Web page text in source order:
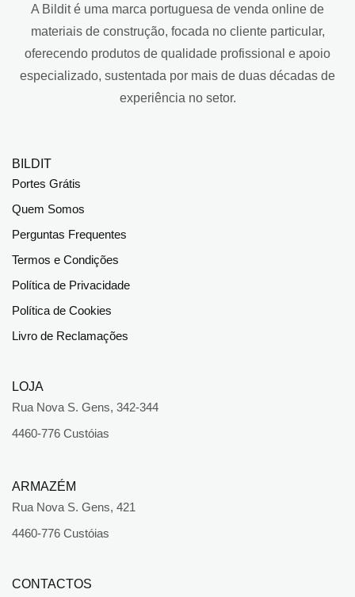
A Bildit é uma marca portuguesa de venda online de
materiais de construção, focada no cliente particular,
oferecendo produtos de qualidade profissional e apoio
especializado, sustentada por mais de duas décadas de
experiência no setor.
BILDIT
Portes Grátis
Quem Somos
Perguntas Frequentes
Termos e Condições
Política de Privacidade
Política de Cookies
Livro de Reclamações
LOJA
Rua Nova S. Gens, 342-344
4460-776 Custóias
ARMAZÉM
Rua Nova S. Gens, 421
4460-776 Custóias
CONTACTOS